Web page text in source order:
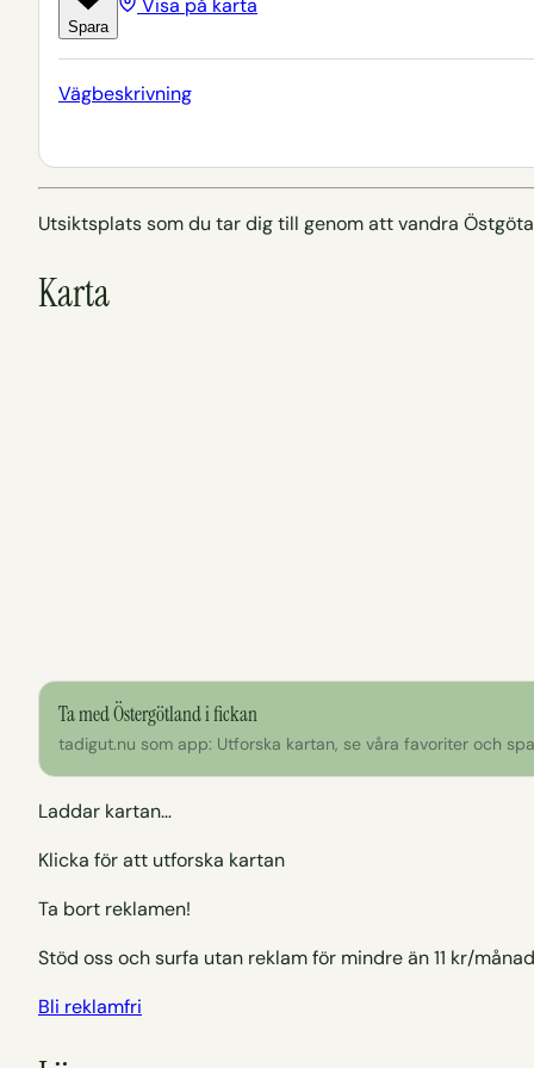
Spara
Visa på karta
Vägbeskrivning
Utsiktsplats som du tar dig till genom att vandra
Karta
Ta med Östergötland i fickan
tadigut.nu som app: Utforska kartan, se våra favoriter och
Laddar kartan…
Klicka för att utforska kartan
Ta bort reklamen!
Stöd oss och surfa utan reklam för mindre än 11 kr/
Bli reklamfri